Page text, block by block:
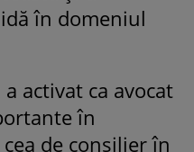
în domeniul
activat ca avocat
în
de consilier în